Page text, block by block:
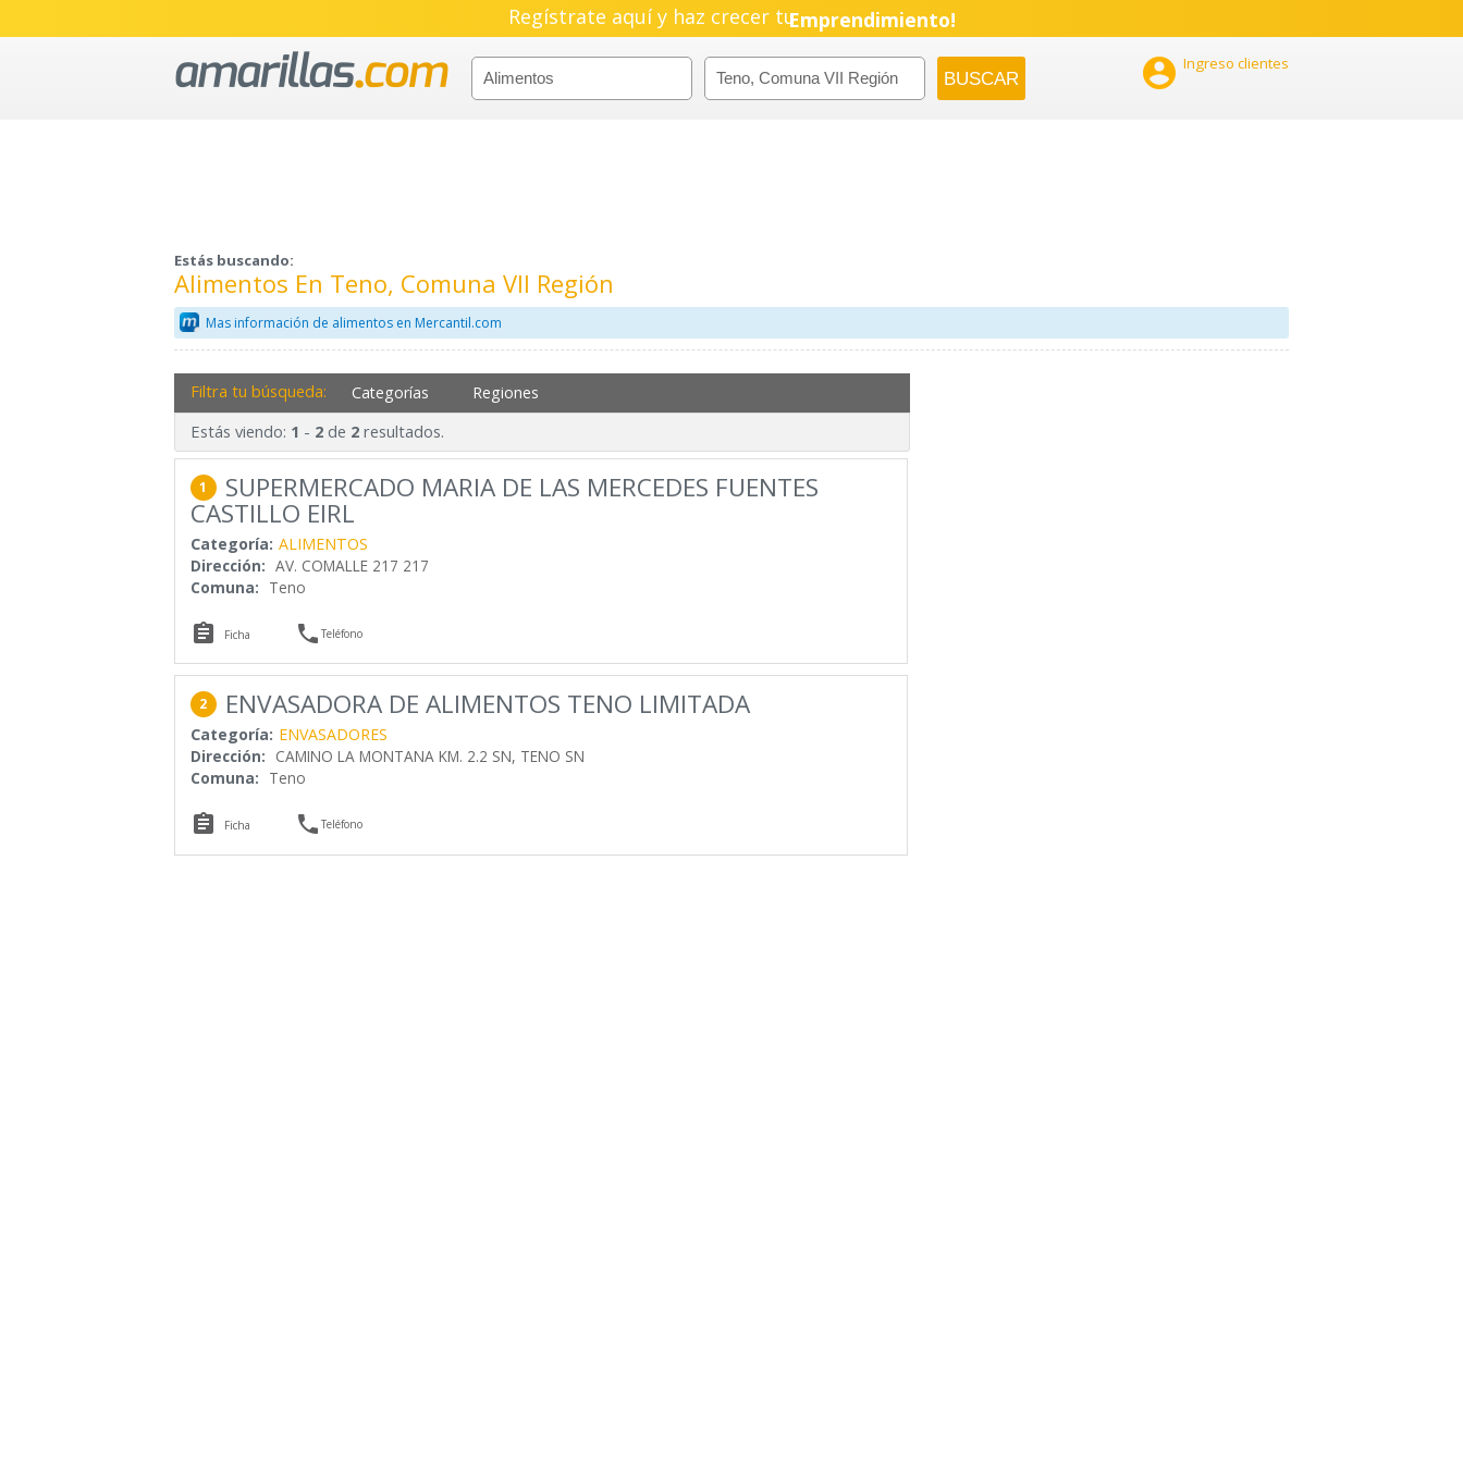
Regístrate aquí y haz crecer tu
Emprendimiento!
 Ingreso clientes
Estás buscando:
Alimentos En Teno, Comuna VII Región
Mas información de alimentos en Mercantil.com
Filtra tu búsqueda: Categorías Regiones
Estás viendo: 1 - 2de 2resultados.
1 SUPERMERCADO MARIA DE LAS MERCEDES FUENTES
CASTILLO EIRL
Categoría: ALIMENTOS
Dirección: AV. COMALLE 217 217
Comuna: Teno
 Ficha Teléfono
2 ENVASADORA DE ALIMENTOS TENO LIMITADA
Categoría: ENVASADORES
Dirección: CAMINO LA MONTANA KM. 2.2 SN, TENO SN
Comuna: Teno
 Ficha Teléfono